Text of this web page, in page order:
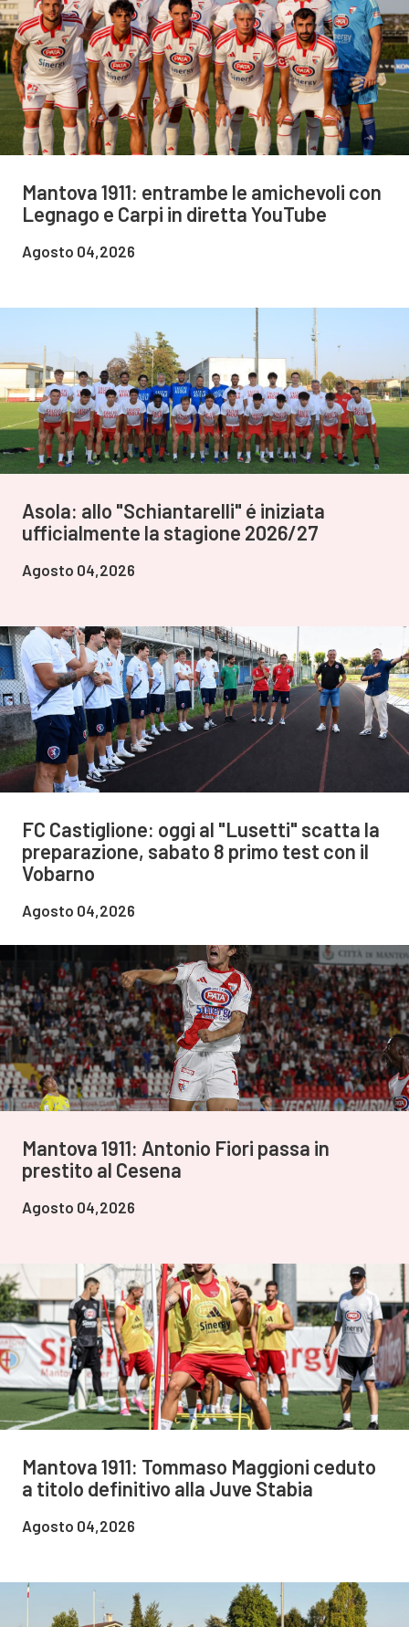
Mantova 1911: entrambe le amichevoli con
Legnago e Carpi in diretta YouTube
Agosto 04,2026
Asola: allo "Schiantarelli" é iniziata
ufficialmente la stagione 2026/27
Agosto 04,2026
FC Castiglione: oggi al "Lusetti" scatta la
preparazione, sabato 8 primo test con il
Vobarno
Agosto 04,2026
Mantova 1911: Antonio Fiori passa in
prestito al Cesena
Agosto 04,2026
Mantova 1911: Tommaso Maggioni ceduto
a titolo definitivo alla Juve Stabia
Agosto 04,2026